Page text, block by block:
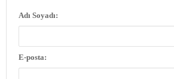
Adı Soyadı:
E-posta: